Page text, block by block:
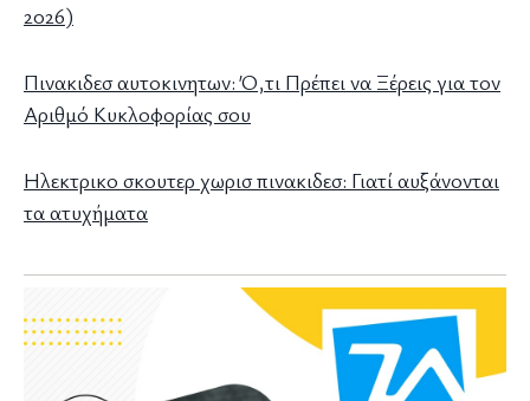
2026)
Πινακιδεσ αυτοκινητων: Ό,τι Πρέπει να Ξέρεις για τον
Αριθμό Κυκλοφορίας σου
Ηλεκτρικο σκουτερ χωρισ πινακιδεσ: Γιατί αυξάνονται
τα ατυχήματα